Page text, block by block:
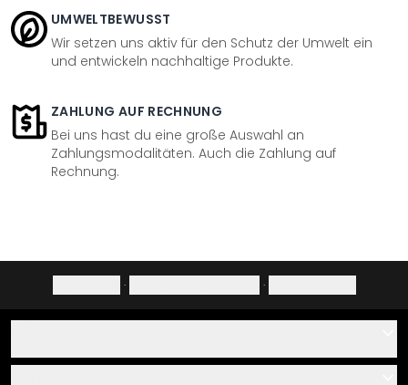
UMWELTBEWUSST
Wir setzen uns aktiv für den Schutz der Umwelt ein
und entwickeln nachhaltige Produkte.
ZAHLUNG AUF RECHNUNG
Bei uns hast du eine große Auswahl an
Zahlungsmodalitäten. Auch die Zahlung auf
Rechnung.
· ·